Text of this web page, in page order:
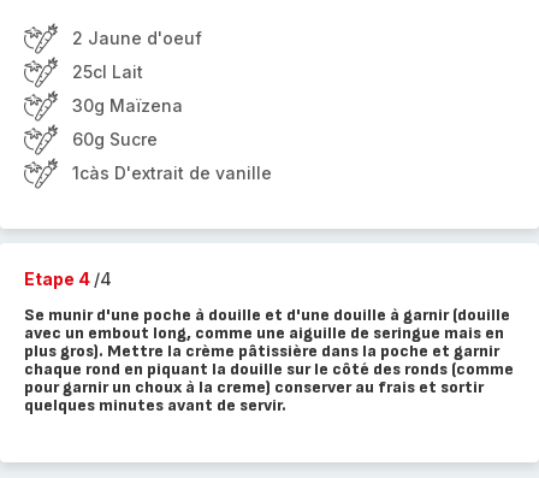
2 Jaune d'oeuf
25cl Lait
30g Maïzena
60g Sucre
1càs D'extrait de vanille
Etape 4 /4
Se munir d'une poche à douille et d'une douille à garnir (douille
avec un embout long, comme une aiguille de seringue mais en
plus gros). Mettre la crème pâtissière dans la poche et garnir
chaque rond en piquant la douille sur le côté des ronds (comme
pour garnir un choux à la creme) conserver au frais et sortir
quelques minutes avant de servir.